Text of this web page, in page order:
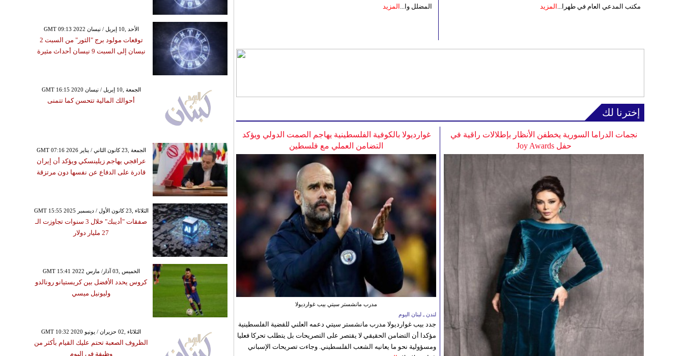
المضلل وا... المزيد
مكتب المدعي العام في طهرا... المزيد
إخترنا لك
غوارديولا بالكوفية الفلسطينية يهاجم الصمت الدولي ويؤكد
التضامن العملي مع فلسطين
مدرب مانشستر سيتي بيب غوارديولا
لندن ـ لبنان اليوم
جدد بيب غوارديولا مدرب مانشستر سيتي دعمه العلني للقضية الفلسطينية
مؤكدا أن التضامن الحقيقي لا يقتصر على التصريحات بل يتطلب تحركا فعليا
ومسؤولية نحو ما يعانيه الشعب الفلسطيني. وجاءت تصريحات الإسباني
نجمات الدراما السورية يخطفن الأنظار بإطلالات راقية في
حفل Joy Awards
GMT 09:13 2022 الأحد ,10 إبريل / نيسان
توقعات مولود برج "الثور" من السبت 2
نيسان إلى السبت 9 نيسان أحداث مثيرة
GMT 16:15 2020 الجمعة ,10 إبريل / نيسان
أحوالك المالية تتحسن كما تتمنى
GMT 07:16 2026 الجمعة ,23 كانون الثاني / يناير
عراقجي يهاجم زيلينسكي ويؤكد أن إيران
قادرة على الدفاع عن نفسها دون مرتزقة
GMT 15:55 2025 الثلاثاء ,23 كانون الأول / ديسمبر
صفقات "أديبك" خلال 3 سنوات تجاوزت الـ
27 مليار دولار
GMT 15:41 2022 الخميس ,03 آذار/ مارس
كروس يحدد الأفضل بين كريستيانو رونالدو
وليونيل ميسي
GMT 10:32 2020 الثلاثاء ,02 حزيران / يونيو
الظروف الصعبة تحتم عليك القيام بأكثر من
وظيفة في اليوم